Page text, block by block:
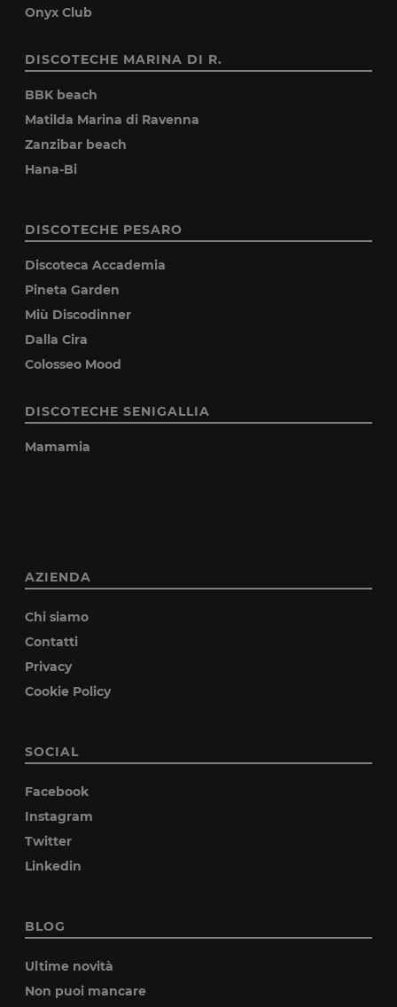
Onyx Club
DISCOTECHE MARINA DI R.
BBK beach
Matilda Marina di Ravenna
Zanzibar beach
Hana-Bi
DISCOTECHE PESARO
Discoteca Accademia
Pineta Garden
Miù Discodinner
Dalla Cira
Colosseo Mood
DISCOTECHE SENIGALLIA
Mamamia
AZIENDA
Chi siamo
Contatti
Privacy
Cookie Policy
SOCIAL
Facebook
Instagram
Twitter
Linkedin
BLOG
Ultime novità
Non puoi mancare